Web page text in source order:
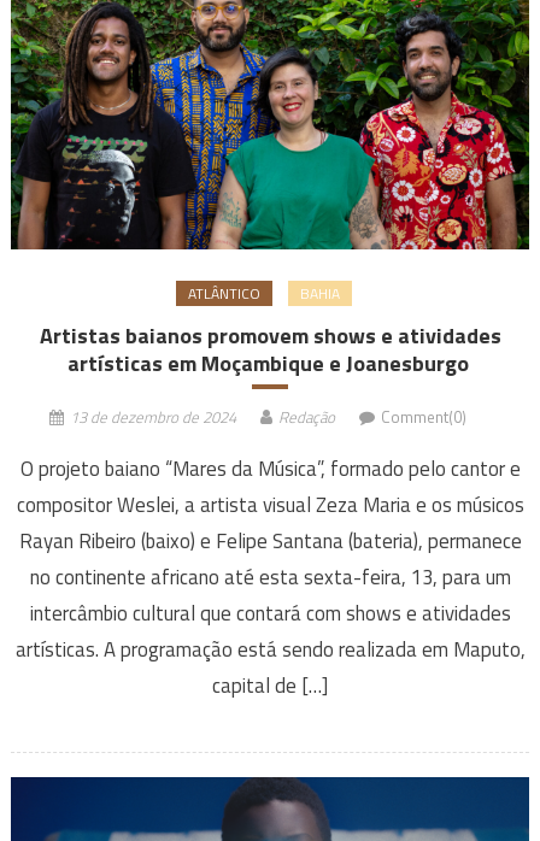
ATLÂNTICO BAHIA
Artistas baianos promovem shows e atividades
artísticas em Moçambique e Joanesburgo
13 de dezembro de 2024 Redação Comment(0)
O projeto baiano “Mares da Música”, formado pelo cantor e
compositor Weslei, a artista visual Zeza Maria e os músicos
Rayan Ribeiro (baixo) e Felipe Santana (bateria), permanece
no continente africano até esta sexta-feira, 13, para um
intercâmbio cultural que contará com shows e atividades
artísticas. A programação está sendo realizada em Maputo,
capital de […]